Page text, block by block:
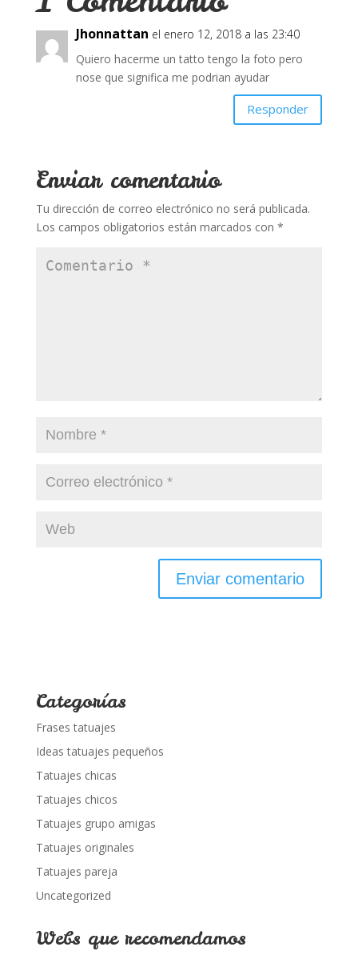
o
k
p
p
ti
r
Jhonnattan el enero 12, 2018 a las 23:40
Quiero hacerme un tatto tengo la foto pero
nose que significa me podrian ayudar
Responder
Enviar comentario
Tu dirección de correo electrónico no será publicada.
Los campos obligatorios están marcados con *
Categorías
Frases tatuajes
Ideas tatuajes pequeños
Tatuajes chicas
Tatuajes chicos
Tatuajes grupo amigas
Tatuajes originales
Tatuajes pareja
Uncategorized
Webs que recomendamos